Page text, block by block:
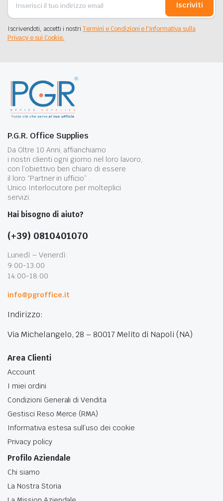
Iscriviti
Iscrivendoti, accetti i nostriTermini e Condizioni e l'Informativa sulla
Privacy e sui Cookie.
P.G.R. Office Supplies
Da Oltre 10 Anni, affianchiamo
i nostri clienti ogni giorno nel loro lavoro,
con l’obiettivo ben chiaro di essere
il loro “Partner in ufficio” .
Unico Interlocutore per molteplici
servizi.
Hai bisogno di aiuto?
(+39) 0810401070
Lunedì – Venerdì:
9:00-13:00
14:00-18:00
info@pgroffice.it
Indirizzo:
Via Michelangelo, 28 – 80017 Melito di Napoli (NA)
Area Clienti
Account
I miei ordini
Condizioni Generali di Vendita
Gestisci Reso Merce (RMA)
Informativa estesa sull’uso dei cookie
Privacy policy
Profilo Aziendale
Chi siamo
La Nostra Storia